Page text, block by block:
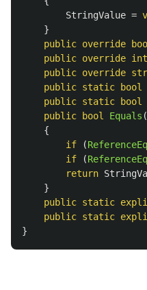
StringValue =
}
public override
public override int
public override
public static bool
public static bool
public
bool Equals (
{
if
(
if
(
return
}
public static
public static
}